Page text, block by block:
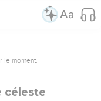
moment.
céleste